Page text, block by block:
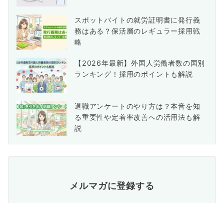
スポットバイトの就労証明書に発行義
務はある？保活層のレギュラー採用戦
略
【2026年最新】外国人労働者数の国別
ランキング！採用のポイントも解説
退職アンケートのやり方は？本音を知
る重要性や定着率改善への活用法も解
説
メルマガに登録する